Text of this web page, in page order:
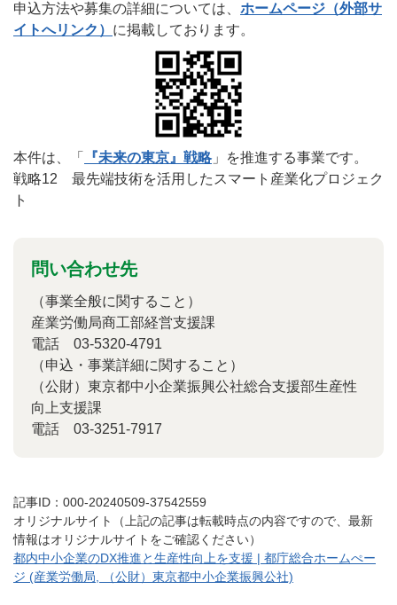
申込方法や募集の詳細については、 ホームページ（外部サ
イトへリンク） に掲載しております。
本件は、「 『未来の東京』戦略」を推進する事業です。
戦略12 最先端技術を活用したスマート産業化プロジェク
ト
問い合わせ先
（事業全般に関すること）
産業労働局商工部経営支援課
電話 03-5320-4791
（申込・事業詳細に関すること）
（公財）東京都中小企業振興公社総合支援部生産性
向上支援課
電話 03-3251-7917
記事ID：000-20240509-37542559
オリジナルサイト（上記の記事は転載時点の内容ですので、最新
情報はオリジナルサイトをご確認ください）
都内中小企業のDX推進と生産性向上を支援 | 都庁総合ホームぺー
ジ (産業労働局, （公財）東京都中小企業振興公社)